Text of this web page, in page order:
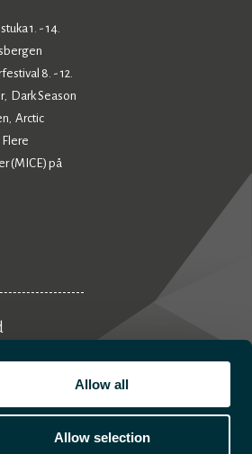
Allow all
Allow selection
1. - 14.
8. - 12.
,
Dark Season
, Arctic
Flere
(MICE) på